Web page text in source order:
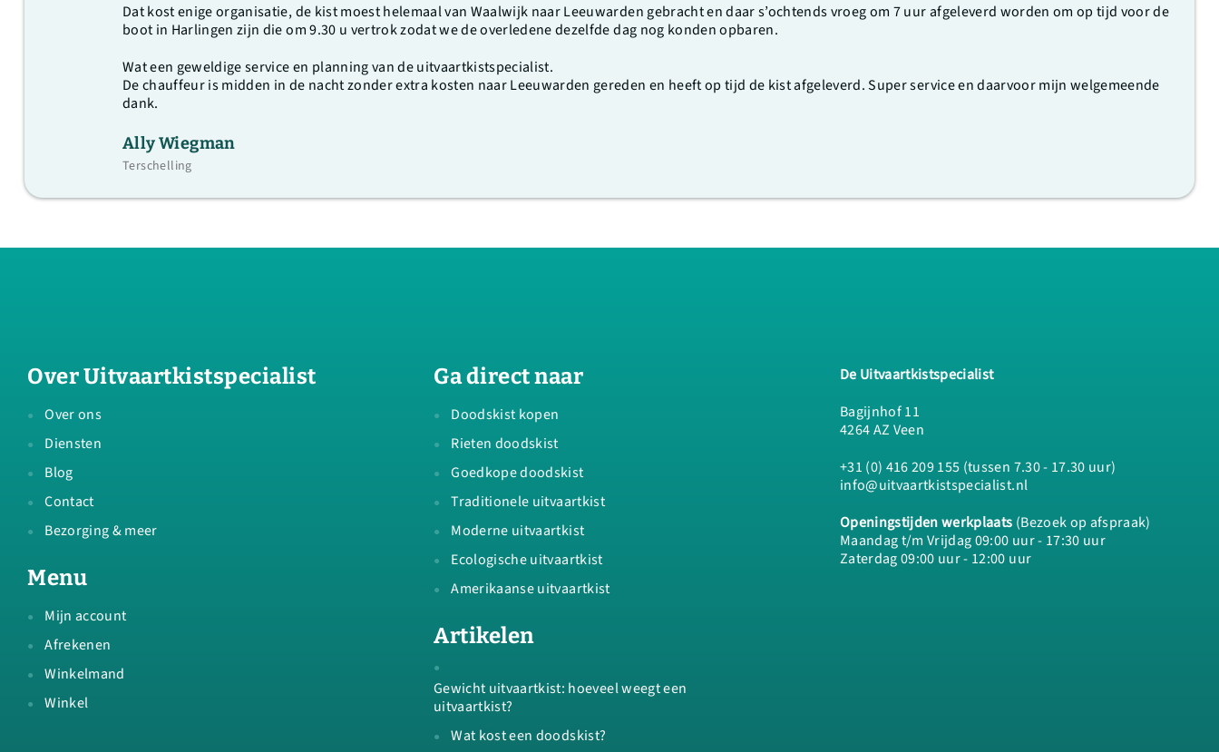
Dat kost enige organisatie, de kist moest helemaal van Waalwijk naar Leeuwarden gebracht en daar s’ochtends vroeg om 7 uur afgeleverd worden om op tijd voor de
boot in Harlingen zijn die om 9.30 u vertrok zodat we de overledene dezelfde dag nog konden opbaren.
Wat een geweldige service en planning van de uitvaartkistspecialist.
De chauffeur is midden in de nacht zonder extra kosten naar Leeuwarden gereden en heeft op tijd de kist afgeleverd. Super service en daarvoor mijn welgemeende
dank.
Ally Wiegman
Terschelling
Over Uitvaartkistspecialist
Over ons
Diensten
Blog
Contact
Bezorging & meer
Menu
Mijn account
Afrekenen
Winkelmand
Winkel
Ga direct naar
Doodskist kopen
Rieten doodskist
Goedkope doodskist
Traditionele uitvaartkist
Moderne uitvaartkist
Ecologische uitvaartkist
Amerikaanse uitvaartkist
Artikelen
Gewicht uitvaartkist: hoeveel weegt een
uitvaartkist?
Wat kost een doodskist?
De Uitvaartkistspecialist
Bagijnhof 11
4264 AZ Veen
+31 (0) 416 209 155 (tussen 7.30 - 17.30 uur)
info@uitvaartkistspecialist.nl
Openingstijden werkplaats (Bezoek op afspraak)
Maandag t/m Vrijdag 09:00 uur - 17:30 uur
Zaterdag 09:00 uur - 12:00 uur